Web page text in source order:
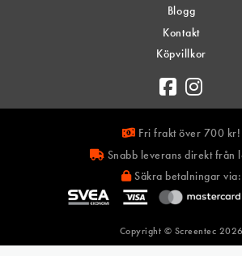
Blogg
Kontakt
Köpvillkor
Fri frakt över 700 kr!
Snabb leverans direkt från
Säkra betalningar via:
Copyright © Screentec 2026